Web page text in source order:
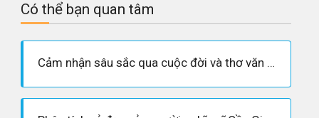
Có thể bạn quan tâm
Cảm nhận sâu sắc qua cuộc đời và thơ văn của Nguyễn Đình Chiểu